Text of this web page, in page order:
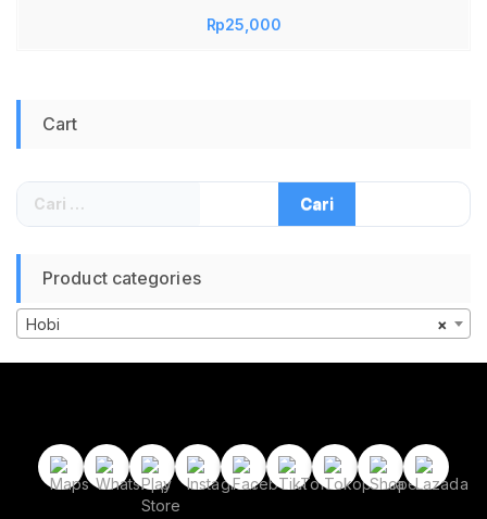
Flashdisk Mouse Keyboard Printer Data Transfer
Rp25,000
Cart
Cari
untuk:
Product categories
×
Hobi